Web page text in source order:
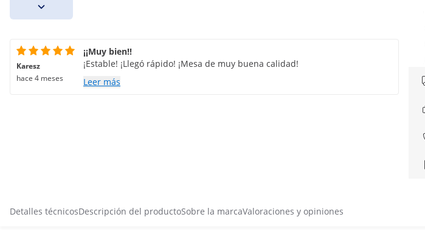
Karesz
hace 4 meses
¡¡Muy bien!!
¡Estable! ¡Llegó rápido! ¡Mesa de muy buena calidad!
Leer más
Detalles técnicosDescripción del productoSobre la marcaValoraciones y opiniones